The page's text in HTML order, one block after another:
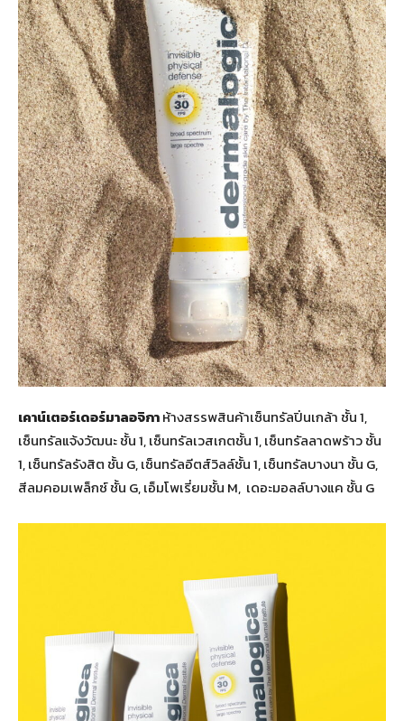
เคาน์เตอร์เดอร์มาลอจิกาห้างสรรพสินค้าเซ็นทรัลปิ่นเกล้า ชั้น 1,
เซ็นทรัลแจ้งวัฒนะ ชั้น 1, เซ็นทรัลเวสเกตชั้น 1, เซ็นทรัลลาดพร้าว ชั้น
1, เซ็นทรัลรังสิต ชั้น G, เซ็นทรัลอีตส์วิลล์ชั้น 1, เซ็นทรัลบางนา ชั้น G,
สีลมคอมเพล็กซ์ ชั้น G, เอ็มโพเรี่ยมชั้น M, เดอะมอลล์บางแค ชั้น G